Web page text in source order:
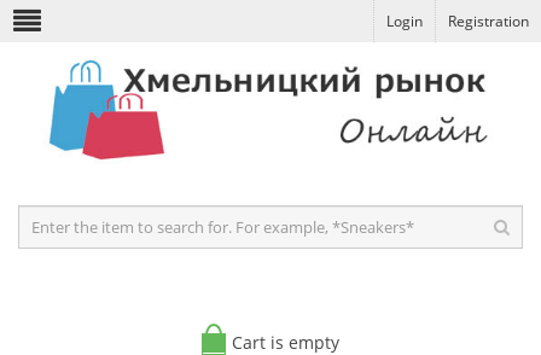
Login Registration
Cart is empty